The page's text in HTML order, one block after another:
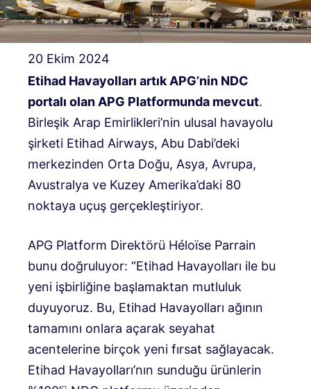
20 Ekim 2024
Etihad Havayolları artık APG’nin NDC
portalı olan APG Platformunda mevcut.
Birleşik Arap Emirlikleri’nin ulusal havayolu
şirketi Etihad Airways, Abu Dabi’deki
merkezinden Orta Doğu, Asya, Avrupa,
Avustralya ve Kuzey Amerika’daki 80
noktaya uçuş gerçekleştiriyor.
APG Platform Direktörü Héloïse Parrain
bunu doğruluyor: “Etihad Havayolları ile bu
yeni işbirliğine başlamaktan mutluluk
duyuyoruz. Bu, Etihad Havayolları ağının
tamamını onlara açarak seyahat
acentelerine birçok yeni fırsat sağlayacak.
Etihad Havayolları’nın sunduğu ürünlerin